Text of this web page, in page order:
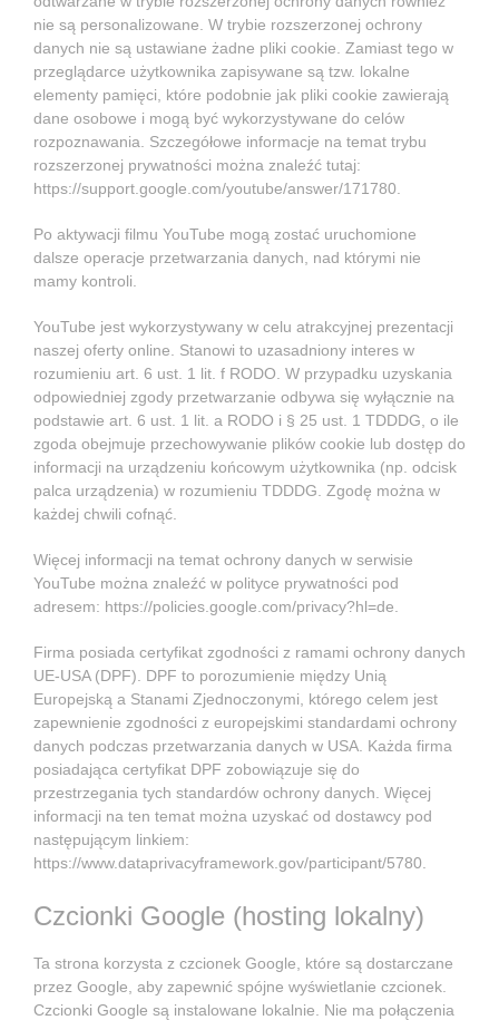
nie są personalizowane. W trybie rozszerzonej ochrony
danych nie są ustawiane żadne pliki cookie. Zamiast tego w
przeglądarce użytkownika zapisywane są tzw. lokalne
elementy pamięci, które podobnie jak pliki cookie zawierają
dane osobowe i mogą być wykorzystywane do celów
rozpoznawania. Szczegółowe informacje na temat trybu
rozszerzonej prywatności można znaleźć tutaj:
https://support.google.com/youtube/answer/171780
Po aktywacji filmu YouTube mogą zostać uruchomione
dalsze operacje przetwarzania danych, nad którymi nie
mamy kontroli.
YouTube jest wykorzystywany w celu atrakcyjnej prezentacji
naszej oferty online. Stanowi to uzasadniony interes w
rozumieniu art. 6 ust. 1 lit. f RODO. W przypadku uzyskania
odpowiedniej zgody przetwarzanie odbywa się wyłącznie na
podstawie art. 6 ust. 1 lit. a RODO i § 25 ust. 1 TDDDG, o ile
zgoda obejmuje przechowywanie plików cookie lub dostęp do
informacji na urządzeniu końcowym użytkownika (np. odcisk
palca urządzenia) w rozumieniu TDDDG. Zgodę można w
każdej chwili cofnąć.
Więcej informacji na temat ochrony danych w serwisie
YouTube można znaleźć w polityce prywatności pod
adresem: https://policies.google.com/privacy?hl=de
Firma posiada certyfikat zgodności z ramami ochrony danych
UE-USA (DPF). DPF to porozumienie między Unią
Europejską a Stanami Zjednoczonymi, którego celem jest
zapewnienie zgodności z europejskimi standardami ochrony
danych podczas przetwarzania danych w USA. Każda firma
posiadająca certyfikat DPF zobowiązuje się do
przestrzegania tych standardów ochrony danych. Więcej
informacji na ten temat można uzyskać od dostawcy pod
następującym linkiem:
https://www.dataprivacyframework.gov/participant/5780
Czcionki Google (hosting lokalny)
Ta strona korzysta z czcionek Google, które są dostarczane
przez Google, aby zapewnić spójne wyświetlanie czcionek.
Czcionki Google są instalowane lokalnie. Nie ma połączenia